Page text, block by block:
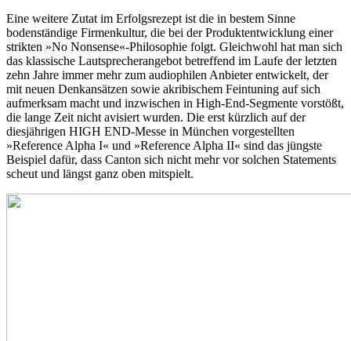
Eine weitere Zutat im Erfolgsrezept ist die in bestem Sinne
bodenständige Firmenkultur, die bei der Produktentwicklung einer
strikten »No Nonsense«-Philosophie folgt. Gleichwohl hat man sich
das klassische Lautsprecherangebot betreffend im Laufe der letzten
zehn Jahre immer mehr zum audiophilen Anbieter entwickelt, der
mit neuen Denkansätzen sowie akribischem Feintuning auf sich
aufmerksam macht und inzwischen in High-End-Segmente vorstößt,
die lange Zeit nicht avisiert wurden. Die erst kürzlich auf der
diesjährigen HIGH END-Messe in München vorgestellten
»Reference Alpha I« und »Reference Alpha II« sind das jüngste
Beispiel dafür, dass Canton sich nicht mehr vor solchen Statements
scheut und längst ganz oben mitspielt.